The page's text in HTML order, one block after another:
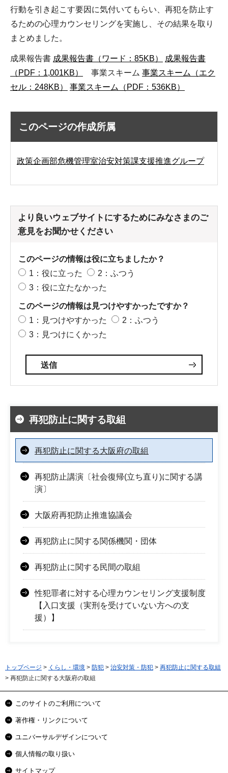
行動を引き起こす要因に気付いてもらい、再犯を防止す
るための心理カウンセリングを実施し、その結果を取り
まとめました。
成果報告書 成果報告書（ワード：85KB）
成果報告書
（PDF：1,001KB）
事業スキーム 事業スキーム（エク
セル：248KB）
事業スキーム（PDF：536KB）
このページの作成所属
政策企画部危機管理室治安対策課支援推進グループ
より良いウェブサイトにするためにみなさまのご
意見をお聞かせください
このページの情報は役に立ちましたか？
1：役に立った
2：ふつう
3：役に立たなかった
このページの情報は見つけやすかったですか？
1：見つけやすかった
2：ふつう
3：見つけにくかった
再犯防止に関する取組
再犯防止に関する大阪府の取組
再犯防止講演〔社会復帰(立ち直り)に関する講
演〕
大阪府再犯防止推進協議会
再犯防止に関する関係機関・団体
再犯防止に関する民間の取組
性犯罪者に対する心理カウンセリング支援制度
【入口支援（実刑を受けていない方への支
援）】
トップページ > くらし・環境 > 防犯 > 治安対策・防犯 > 再犯防止に関する取組
> 再犯防止に関する大阪府の取組
このサイトのご利用について
著作権・リンクについて
ユニバーサルデザインについて
個人情報の取り扱い
サイトマップ